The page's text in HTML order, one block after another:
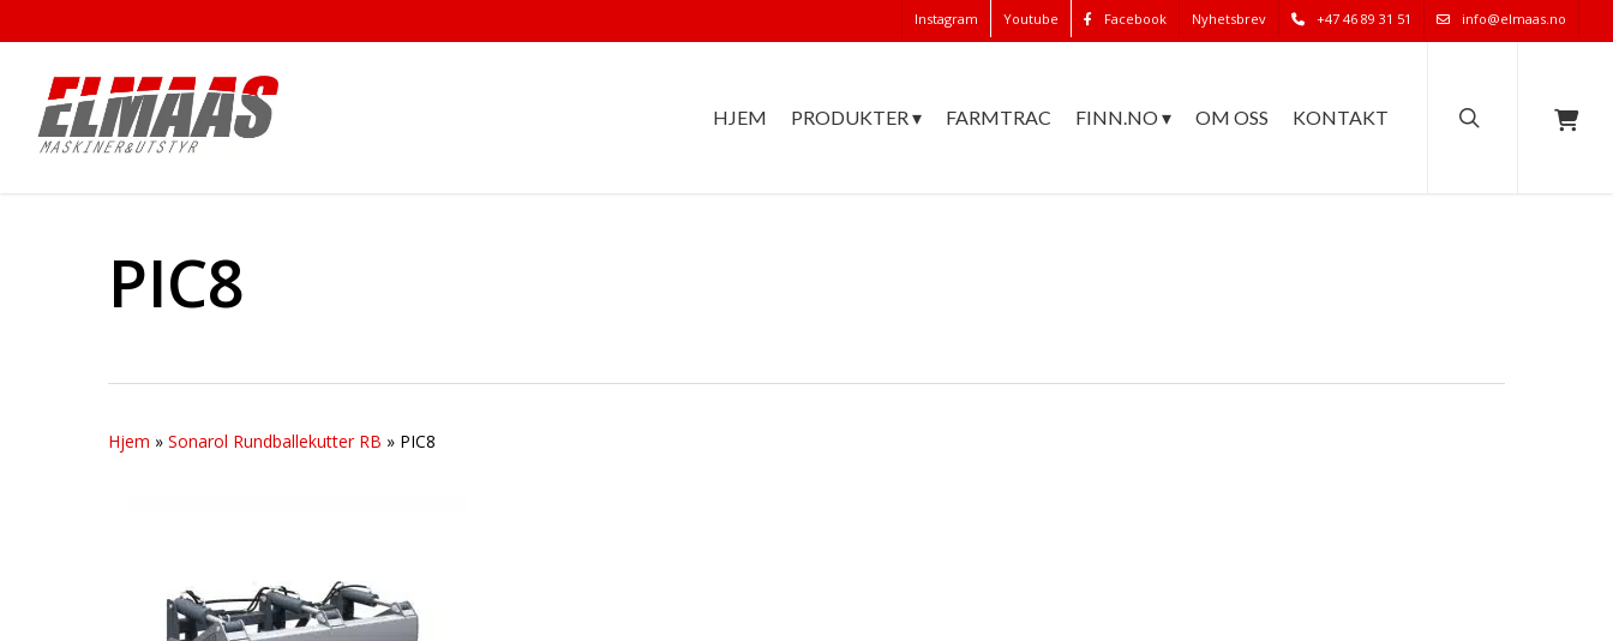
to
content
Instagram Youtube Facebook Nyhetsbrev +47 46 89 31 51 info@elmaas.no
HJEM PRODUKTER ▾ FARMTRAC FINN.NO ▾ OM OSS KONTAKT
PIC8
Hjem » Sonarol Rundballekutter RB » PIC8